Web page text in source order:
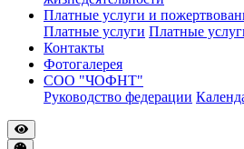
Платные услуги и
Платные услуги Платные
Контакты
Фотогалерея
СОО "ЧОФНТ"
Руководство федерации